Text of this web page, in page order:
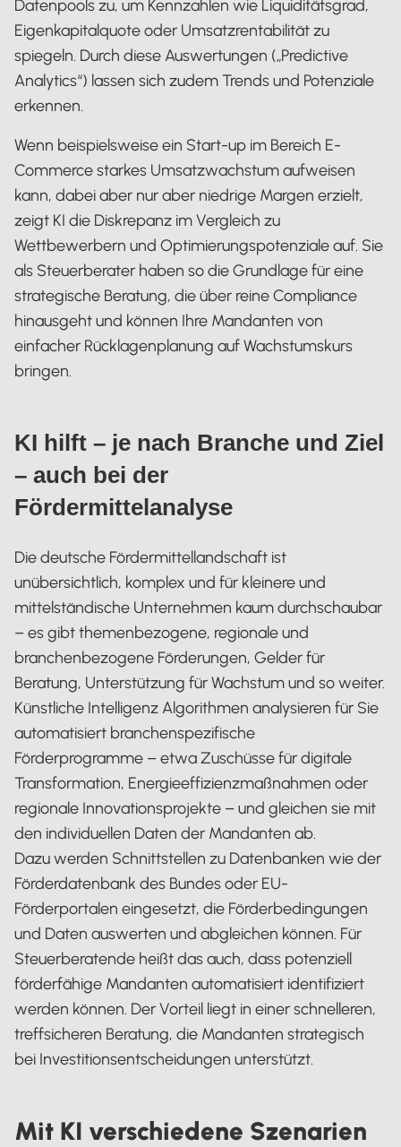
Datenpools zu, um Kennzahlen wie Liquiditätsgrad,
Eigenkapitalquote oder Umsatzrentabilität zu
spiegeln. Durch diese Auswertungen („Predictive
Analytics“) lassen sich zudem Trends und Potenziale
erkennen.
Wenn beispielsweise ein Start-up im Bereich E-
Commerce starkes Umsatzwachstum aufweisen
kann, dabei aber nur aber niedrige Margen erzielt,
zeigt KI die Diskrepanz im Vergleich zu
Wettbewerbern und Optimierungspotenziale auf. Sie
als Steuerberater haben so die Grundlage für eine
strategische Beratung, die über reine Compliance
hinausgeht und können Ihre Mandanten von
einfacher Rücklagenplanung auf Wachstumskurs
bringen.
KI hilft – je nach Branche und Ziel
– auch bei der
Fördermittelanalyse
Die deutsche Fördermittellandschaft ist
unübersichtlich, komplex und für kleinere und
mittelständische Unternehmen kaum durchschaubar
– es gibt themenbezogene, regionale und
branchenbezogene Förderungen, Gelder für
Beratung, Unterstützung für Wachstum und so weiter.
Künstliche Intelligenz Algorithmen analysieren für Sie
automatisiert branchenspezifische
Förderprogramme – etwa Zuschüsse für digitale
Transformation, Energieeffizienzmaßnahmen oder
regionale Innovationsprojekte – und gleichen sie mit
den individuellen Daten der Mandanten ab.
Dazu werden Schnittstellen zu Datenbanken wie der
Förderdatenbank des Bundes oder EU-
Förderportalen eingesetzt, die Förderbedingungen
und Daten auswerten und abgleichen können. Für
Steuerberatende heißt das auch, dass potenziell
förderfähige Mandanten automatisiert identifiziert
werden können. Der Vorteil liegt in einer schnelleren,
treffsicheren Beratung, die Mandanten strategisch
bei Investitionsentscheidungen unterstützt.
Mit KI verschiedene Szenarien